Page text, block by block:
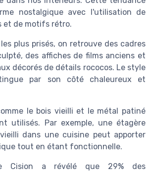
nostalgique avec l'utilisation de
et de motifs rétro.
plus prisés, on retrouve des cadres
des affiches de films anciens et
décorés de détails rococos. Le style
par son côté chaleureux et
le bois vieilli et le métal patiné
utilisés. Par exemple, une étagère
dans une cuisine peut apporter
tout en étant fonctionnelle.
Cision a révélé que 29% des